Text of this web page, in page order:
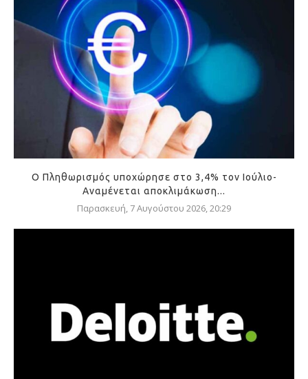
Ο Πληθωρισμός υποχώρησε στο 3,4% τον Ιούλιο-
Αναμένεται αποκλιμάκωση...
Παρασκευή, 7 Αυγούστου 2026, 20:29